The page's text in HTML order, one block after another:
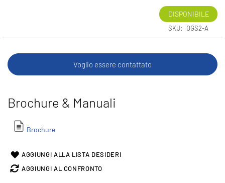
DISPONIBILE
SKU OGS2-A
Voglio essere contattato
Brochure & Manuali
Brochure
AGGIUNGI ALLA LISTA DESIDERI
AGGIUNGI AL CONFRONTO